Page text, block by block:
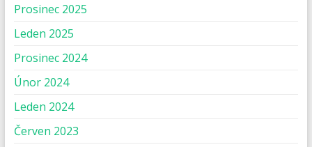
Prosinec 2025
Leden 2025
Prosinec 2024
Únor 2024
Leden 2024
Červen 2023